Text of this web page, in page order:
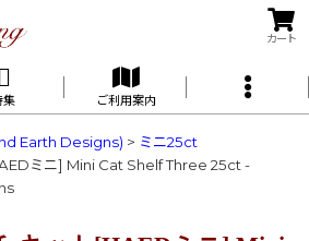
カート
集 ご利用案内
Earth Designs) > ミニ25ct
ミニ] Mini Cat Shelf Three 25ct -